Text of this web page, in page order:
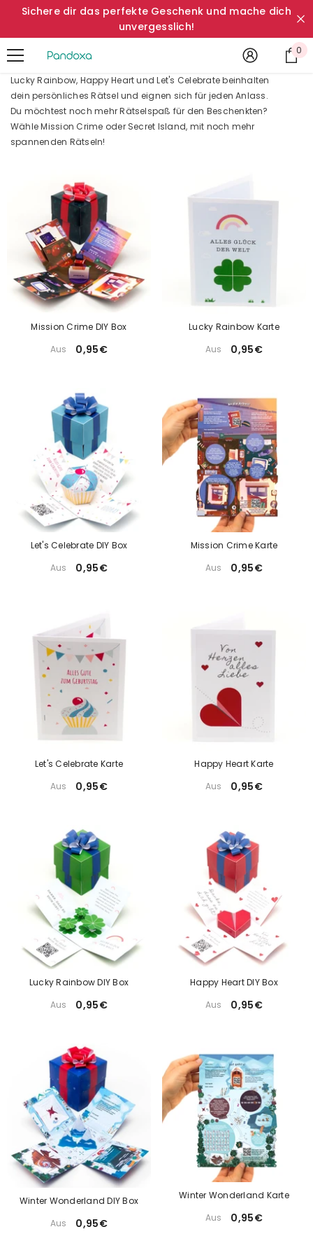
ZUM INHALT SPRINGEN
Sichere dir das perfekte Geschenk und mache dich
unvergesslich!
0 0
Lucky Rainbow, Happy Heart und Let's Celebrate beinhalten
dein persönliches Rätsel und eignen sich für jeden Anlass.
Du möchtest noch mehr Rätselspaß für den Beschenkten?
Wähle Mission Crime oder Secret Island, mit noch mehr
spannenden Rätseln!
Mission Crime Karte
Aus
0,95€
Mission Crime DIY Box
Aus
0,95€
Lucky Rainbow Karte
Aus
0,95€
Let's Celebrate DIY Box
Aus
0,95€
Mission Crime Karte
Aus
0,95€
Let's Celebrate Karte
Aus
0,95€
Happy Heart Karte
Aus
0,95€
Lucky Rainbow DIY Box
Aus
0,95€
Happy Heart DIY Box
Aus
0,95€
Winter Wonderland DIY Box
Aus
0,95€
Winter Wonderland Karte
Aus
0,95€